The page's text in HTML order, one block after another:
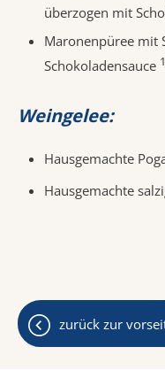
überzogen mit
Maronenpüree mit
Schokoladensauce
Weingelee:
Hausgemachte
Hausgemachte
zurück zur